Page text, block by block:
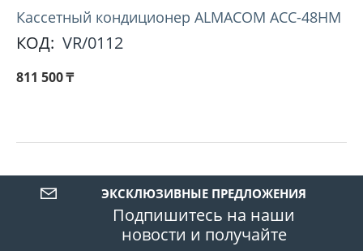
Кассетный кондиционер ALMACOM ACC-48HM
КОД: VR/0112
811 500₸
ЭКСКЛЮЗИВНЫЕ ПРЕДЛОЖЕНИЯ
Подпишитесь на наши
новости и получайте